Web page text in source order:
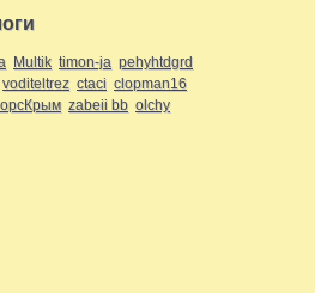
Multik timon-ja pehyhtdgrd
voditeltrez ctaci clopman16
zabeii bb olchy